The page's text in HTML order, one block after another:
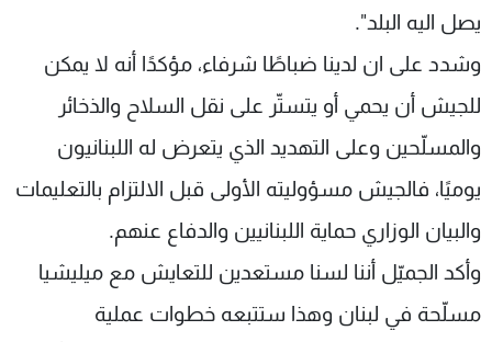
يصل اليه البلد".
وشدد على ان لدينا ضباطًا شرفاء، مؤكدًا أنه لا يمكن
للجيش أن يحمي أو يتستّر على نقل السلاح والذخائر
والمسلّحين وعلى التهديد الذي يتعرض له اللبنانيون
يوميًا، فالجيش مسؤوليته الأولى قبل الالتزام بالتعليمات
والبيان الوزاري حماية اللبنانيين والدفاع عنهم.
وأكد الجميّل أننا لسنا مستعدين للتعايش مع ميليشيا
مسلّحة في لبنان وهذا ستتبعه خطوات عملية